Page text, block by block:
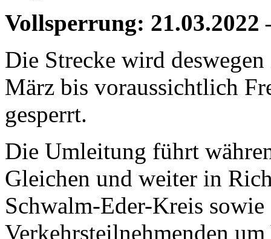
Vollsperrung: 21.03.2022
Die Strecke wird
März bis voraussichtlich
gesperrt.
Die Umleitung führt
Gleichen und weiter in
Schwalm-Eder-Kreis
Verkehrsteilnehmenden